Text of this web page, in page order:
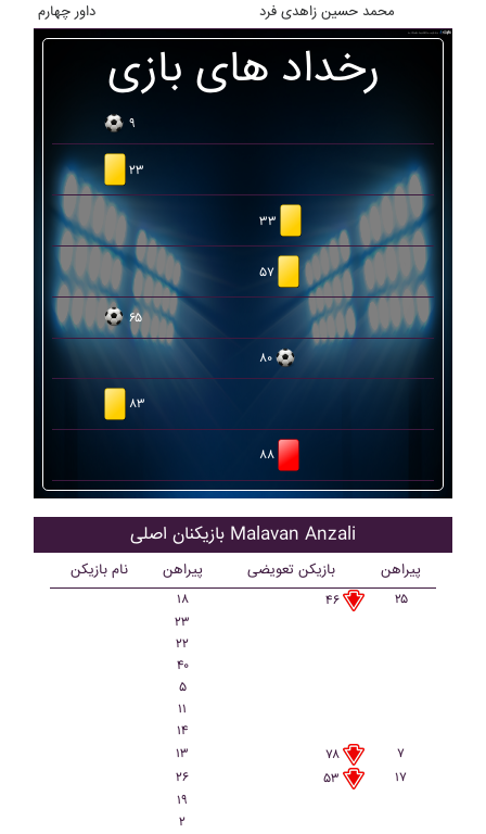
داور چهارم
محمد حسین زاهدی فرد
رخداد های بازی
۹
۲۳
۳۳
۵۷
۶۵
۸۰
۸۳
۸۸
بازیکنان اصلی Malavan Anzali
نام بازیکن پیراهن بازیکن تعویضی پیراهن
۱۸ ۴۶
۲۵
۲۳
۲۲
۴۰
۵
۱۱
۱۴
۱۳
۷۸
۷
۲۶
۵۳
۱۷
۱۹
۲